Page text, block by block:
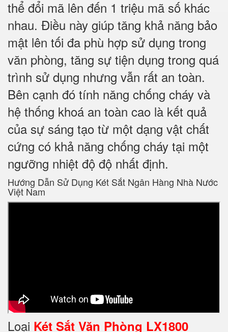
thể đổi mã lên đến 1 triệu mã số khác
nhau. Điều này giúp tăng khả năng bảo
mật lên tối đa phù hợp sử dụng trong
văn phòng, tăng sự tiện dụng trong quá
trình sử dụng nhưng vẫn rất an toàn.
Bên cạnh đó tính năng chống cháy và
hệ thống khoá an toàn cao là kết quả
của sự sáng tạo từ một dạng vật chất
cứng có khả năng chống cháy tại một
ngưỡng nhiệt độ độ nhất định.
Hướng Dẫn Sử Dụng Két Sắt Ngân Hàng Nhà Nước
Việt Nam
Loại Két Sắt Văn Phòng LX1800